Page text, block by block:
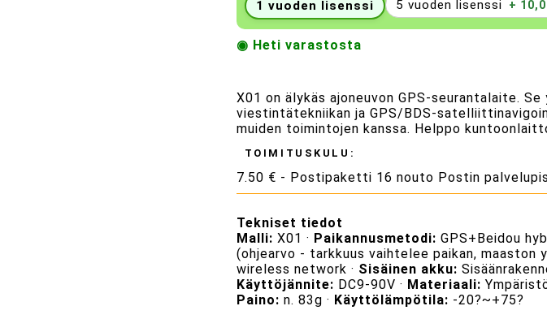
1 vuoden lisenssi 5 vuoden lisenssi +
◉ Heti varastosta
X01 on älykäs ajoneuvon GPS-seurantalaite.
viestintätekniikan ja GPS/BDS-
muiden toimintojen kanssa. Helppo
TOIMITUSKULU:
7.50 € - Postipaketti 16 nouto Postin
Tekniset tiedot
Malli: X01 · Paikannusmetodi: GPS+Beidou
(ohjearvo - tarkkuus vaihtelee paikan, maaston
wireless network · Sisäinen akku:
Käyttöjännite: DC9-90V · Materiaali:
Paino: n. 83g · Käyttölämpötila: -20?~+75?